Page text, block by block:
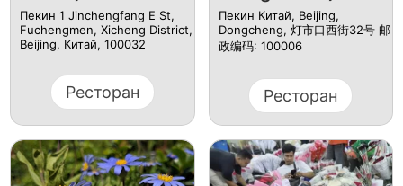
Пекин 1 Jinchengfang E St,
Fuchengmen, Xicheng District,
Beijing, Китай, 100032
Ресторан
Пекин Китай, Beijing,
Dongcheng, 灯市口西街32号 邮
政编码: 100006
Ресторан